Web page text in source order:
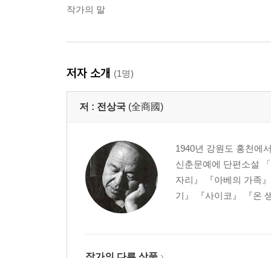
작가의 말
저자 소개 (1명)
저 : 전상국 (全商國)
1940년 강원도 홍천에
신춘문예에 단편소설
자리』 『아베의 가족
기』 『사이코』 『온